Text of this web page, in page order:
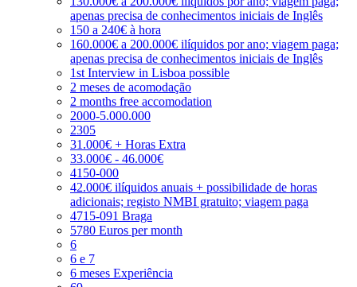
apenas precisa de conhecimentos iniciais de Inglês
150 a 240€ à hora
160.000€ a 200.000€ ilíquidos por ano; viagem paga;
apenas precisa de conhecimentos iniciais de Inglês
1st Interview in Lisboa possible
2 meses de acomodação
2 months free accomodation
2000-5.000.000
2305
31.000€ + Horas Extra
33.000€ - 46.000€
4150-000
42.000€ ilíquidos anuais + possibilidade de horas
adicionais; registo NMBI gratuito; viagem paga
4715-091 Braga
5780 Euros per month
6
6 e 7
6 meses Experiência